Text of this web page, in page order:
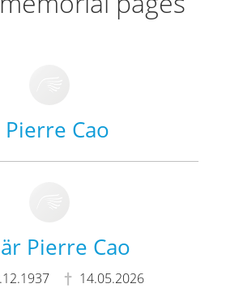
Pierre Cao
Pierre Cao
14.05.2026